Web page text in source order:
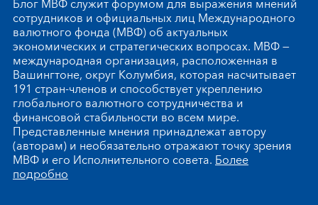
Блог МВФ служит форумом для выражения мнений
сотрудников и официальных лиц Международного
валютного фонда (МВФ) об актуальных
экономических и стратегических вопросах. МВФ —
международная организация, расположенная в
Вашингтоне, округ Колумбия, которая насчитывает
191 стран-членов и способствует укреплению
глобального валютного сотрудничества и
финансовой стабильности во всем мире.
Представленные мнения принадлежат автору
(авторам) и необязательно отражают точку зрения
МВФ и его Исполнительного совета.Более
подробно